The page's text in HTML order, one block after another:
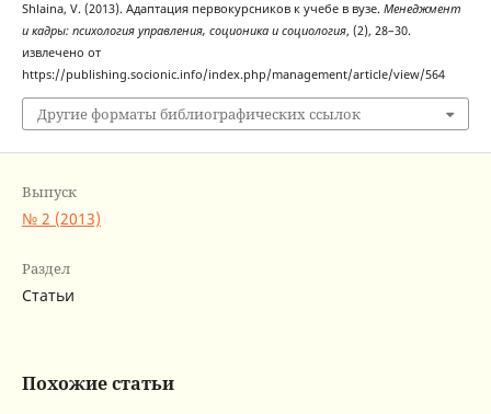
Shlaina, V. (2013). Адаптация первокурсников к учебе в вузе. Менеджмент
и кадры: психология управления, соционика и социология, (2), 28–30.
извлечено от
https://publishing.socionic.info/index.php/management/article/view/564
Другие форматы библиографических ссылок
Выпуск
№ 2 (2013)
Раздел
Статьи
Похожие статьи